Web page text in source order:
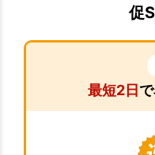
促
最短2日